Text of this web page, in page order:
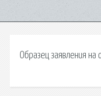
Образец заявления на